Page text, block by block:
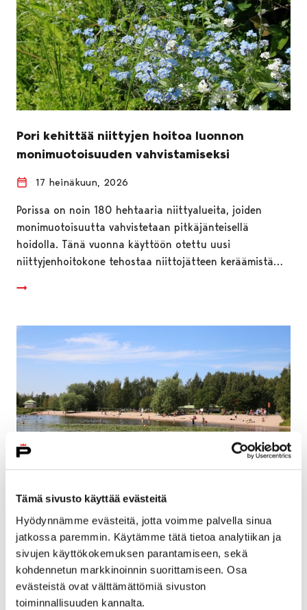
Tämä sivusto käyttää evästeitä
Hyödynnämme evästeitä, jotta voimme palvella sinua
jatkossa paremmin. Käytämme tätä tietoa analytiikan ja
sivujen käyttökokemuksen parantamiseen, sekä
kohdennetun markkinoinnin suorittamiseen. Osa
evästeistä ovat välttämättömiä sivuston
toiminnallisuuden kannalta.
Pori kehittää niittyjen hoitoa luonnon
monimuotoisuuden vahvistamiseksi
17 heinäkuun, 2026
Porissa on noin 180 hehtaaria niittyalueita, joiden
monimuotoisuutta vahvistetaan pitkäjänteisellä
hoidolla. Tänä vuonna käyttöön otettu uusi
niittyjenhoitokone tehostaa niittojätteen keräämistä…
Porin alueen uimavedet ovat
mikrobiologisesti hyvälaatuisia –
sinilevähavaintoja Porissa, Eurajoella ja
Harjavallassa
17 heinäkuun, 2026